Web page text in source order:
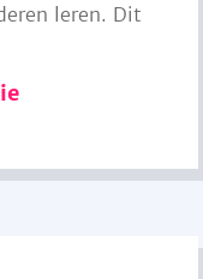
leren. Dit